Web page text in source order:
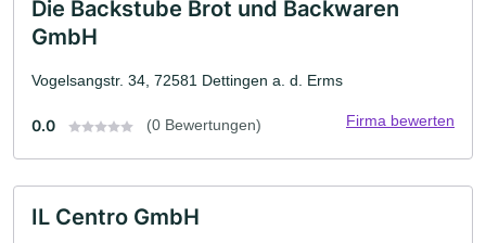
Die Backstube Brot und Backwaren
GmbH
Vogelsangstr. 34, 72581 Dettingen a. d. Erms
0.0 (0 Bewertungen) Firma bewerten
IL Centro GmbH